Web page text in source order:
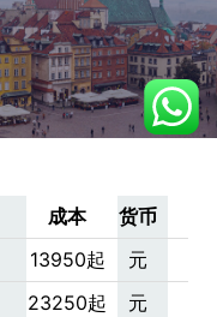
成本
货币
13950起
元
23250起
元